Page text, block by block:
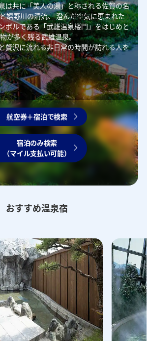
航空券＋宿泊で検索
宿泊のみ検索
（マイル支払い可能）
は共に「美人の湯」と称される佐賀の名
嬉野川の清流、澄んだ空気に恵まれた
ボルである「武雄温泉楼門」をはじめと
が多く残る武雄温泉。
贅沢に流れる非日常の時間が訪れる人を
おすすめ温泉宿